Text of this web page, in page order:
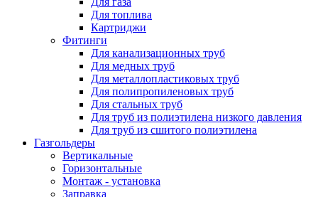
Для топлива
Картриджи
Фитинги
Для канализационных труб
Для медных труб
Для металлопластиковых труб
Для полипропиленовых труб
Для стальных труб
Для труб из полиэтилена низкого давления
Для труб из сшитого полиэтилена
Газгольдеры
Вертикальные
Горизонтальные
Монтаж - установка
Заправка